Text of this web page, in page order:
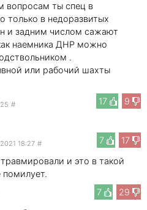
вопросам ты спец в
только в недоразвитых
и задним числом сажают
наемника ДНР можно
.
или рабочий шахты
17
9
#
7
17
18:27 #
и это в такой
помилует.
7
29